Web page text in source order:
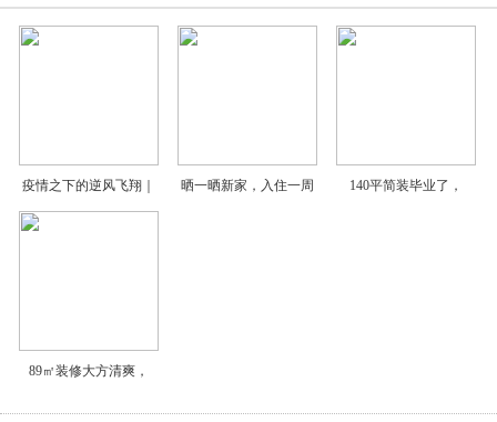
疫情之下的逆风飞翔｜ 晒一晒新家，入住一周 140平简装毕业了，
89㎡装修大方清爽，